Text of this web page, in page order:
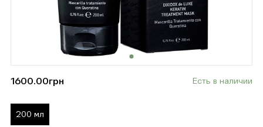
1600.00грн Есть в наличии
200 мл